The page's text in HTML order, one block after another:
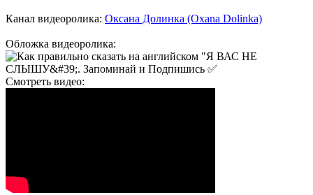
Канал видеоролика: Оксана Долинка (Oxana Dolinka)
Обложка видеоролика:
Смотреть видео: